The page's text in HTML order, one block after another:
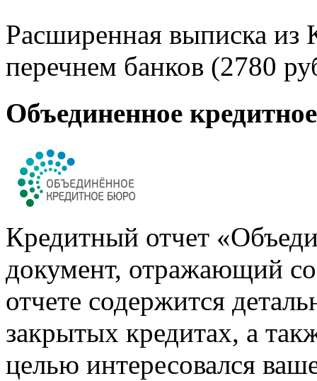
Расширенная выписка из
перечнем банков (2780
Объединенное
Кредитный отчет
документ, отражающий
отчете содержится
закрытых кредитах, а
целью интересовался